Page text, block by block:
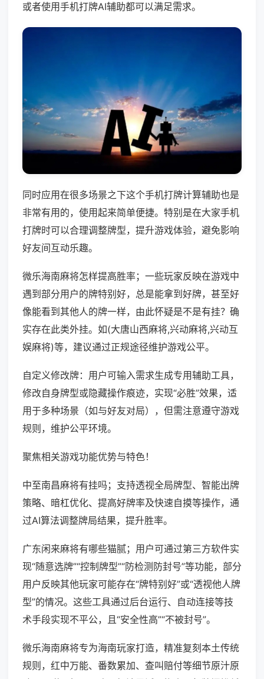
或者使用手机打牌AI辅助都可以满足需求。
同时应用在很多场景之下这个手机打牌计算辅助也是
非常有用的，使用起来简单便捷。特别是在大家手机
打牌时可以合理调整牌型，提升游戏体验，避免影响
好友间互动乐趣。
微乐海南麻将怎样提高胜率；一些玩家反映在游戏中
遇到部分用户的牌特别好，总是能拿到好牌，甚至好
像能看到其他人的牌一样，由此怀疑是不是有挂？确
实存在此类外挂。如(大唐山西麻将,兴动麻将,兴动互
娱麻将)等，建议通过正规途径维护游戏公平。
自定义修改牌：用户可输入需求生成专用辅助工具，
修改自身牌型或隐藏操作痕迹，实现“必胜”效果，适
用于多种场景（如与好友对局），但需注意遵守游戏
规则，维护公平环境。
聚焦相关游戏功能优势与特色！
中至南昌麻将有挂吗；支持透视全局牌型、智能出牌
策略、暗杠优化、提高好牌率及快速自摸等操作，通
过AI算法调整牌局结果，提升胜率。
广东闲来麻将有哪些猫腻；用户可通过第三方软件实
现“随意选牌”“控制牌型”“防检测防封号”等功能，部分
用户反映其他玩家可能存在“牌特别好”或“透视他人牌
型”的情况。这些工具通过后台运行、自动连接等技
术手段实现不平公，且“安全性高”“不被封号”。
微乐海南麻将专为海南玩家打造，精准复刻本土传统
规则，红中万能、番数累加、查叫赔付等细节原汁原